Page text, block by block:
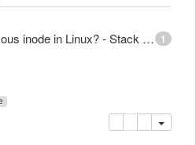
1
epoll - What is an anonymous inode in Linux? - Stack Overflow
копировать
удалить